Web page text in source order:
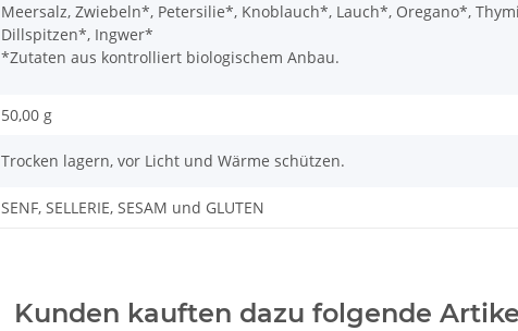
Meersalz, Zwiebeln*, Petersilie*, Knoblauch*, Lauch*, Oregano*,
Dillspitzen*, Ingwer*
*Zutaten aus kontrolliert biologischem Anbau.
50,00 g
Trocken lagern, vor Licht und Wärme schützen.
SENF, SELLERIE, SESAM und GLUTEN
Kunden kauften dazu folgende